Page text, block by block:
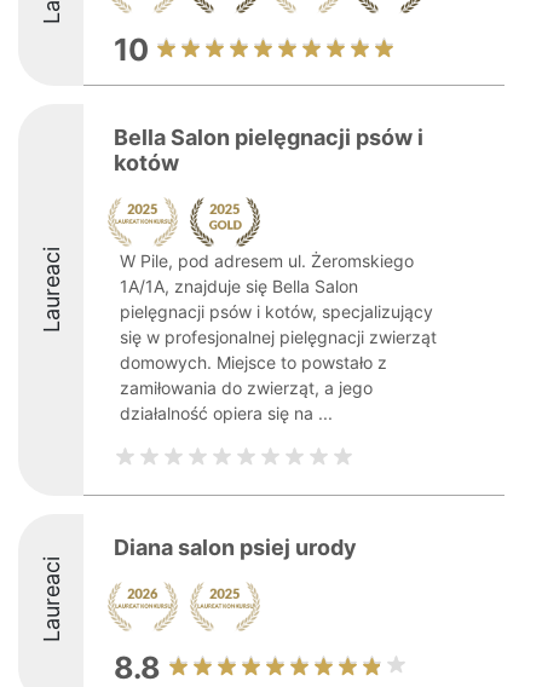
10
Laureaci
Bella Salon pielęgnacji psów i
kotów
W Pile, pod adresem ul. Żeromskiego
1A/1A, znajduje się Bella Salon
pielęgnacji psów i kotów, specjalizujący
się w profesjonalnej pielęgnacji zwierząt
domowych. Miejsce to powstało z
zamiłowania do zwierząt, a jego
działalność opiera się na ...
Laureaci
Diana salon psiej urody
8.8